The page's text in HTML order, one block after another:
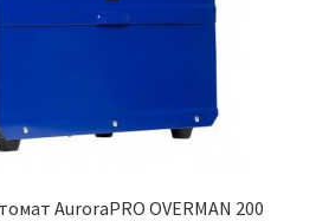
AuroraPRO OVERMAN 200